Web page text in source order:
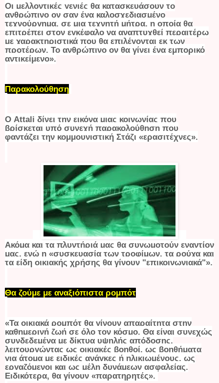
Οι μελλοντικές γενιές θα κατασκευάσουν το
ανθρώπινο ον σαν ένα καλοσχεδιασμένο
τεχνούργημα, σε μια τεχνητή μήτρα, η οποία θα
επιτρέπει στον εγκέφαλο να αναπτυχθεί περαιτέρω
με χαρακτηριστικά που θα επιλέγονται εκ των
προτέρων. Το ανθρώπινο ον θα γίνει ένα εμπορικό
αντικείμενο».
Παρακολούθηση
Ο Attali δίνει την εικόνα μιας κοινωνίας που
βρίσκεται υπό συνεχή παρακολούθηση που
φαντάζει την κομμουνιστική Στάζι «ερασιτέχνες».
Ακόμα και τα πλυντήριά μας θα συνωμοτούν εναντίον
μας, ενώ η «συσκευασία των τροφίμων, τα ρούχα και
τα είδη οικιακής χρήσης θα γίνουν "επικοινωνιακά"».
Θα ζούμε με αναξιόπιστα ρομπότ
«Τα οικιακά ρομπότ θα γίνουν απαραίτητα στην
καθημερινή ζωή σε όλο τον κόσμο. Θα είναι συνεχώς
συνδεδεμένα με δίκτυα υψηλής απόδοσης,
λειτουργώντας ως οικιακές βοηθοί, ως βοηθήματα
για άτομα με ειδικές ανάγκες ή ηλικιωμένους, ως
εργαζόμενοι και ως μέλη δυνάμεων ασφαλείας.
Ειδικότερα, θα γίνουν «παρατηρητές».